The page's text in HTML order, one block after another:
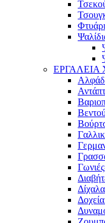
ΕΡΓΑΛΕΙΑ
Δίχαλα